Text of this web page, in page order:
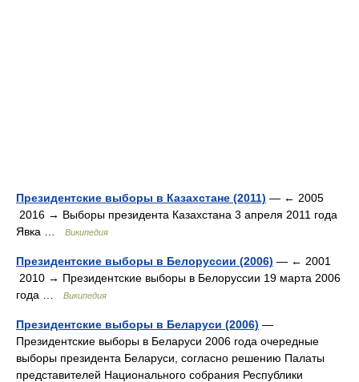
Президентские выборы в Казахстане (2011) — ← 2005
2016 → Выборы президента Казахстана 3 апреля 2011 года
Явка …
Википедия
Президентские выборы в Белоруссии (2006) — ← 2001
2010 → Президентские выборы в Белоруссии 19 марта 2006
года …
Википедия
Президентские выборы в Беларуси (2006) —
Президентские выборы в Беларуси 2006 года очередные
выборы президента Беларуси, согласно решению Палаты
представителей Национального собрания Республики